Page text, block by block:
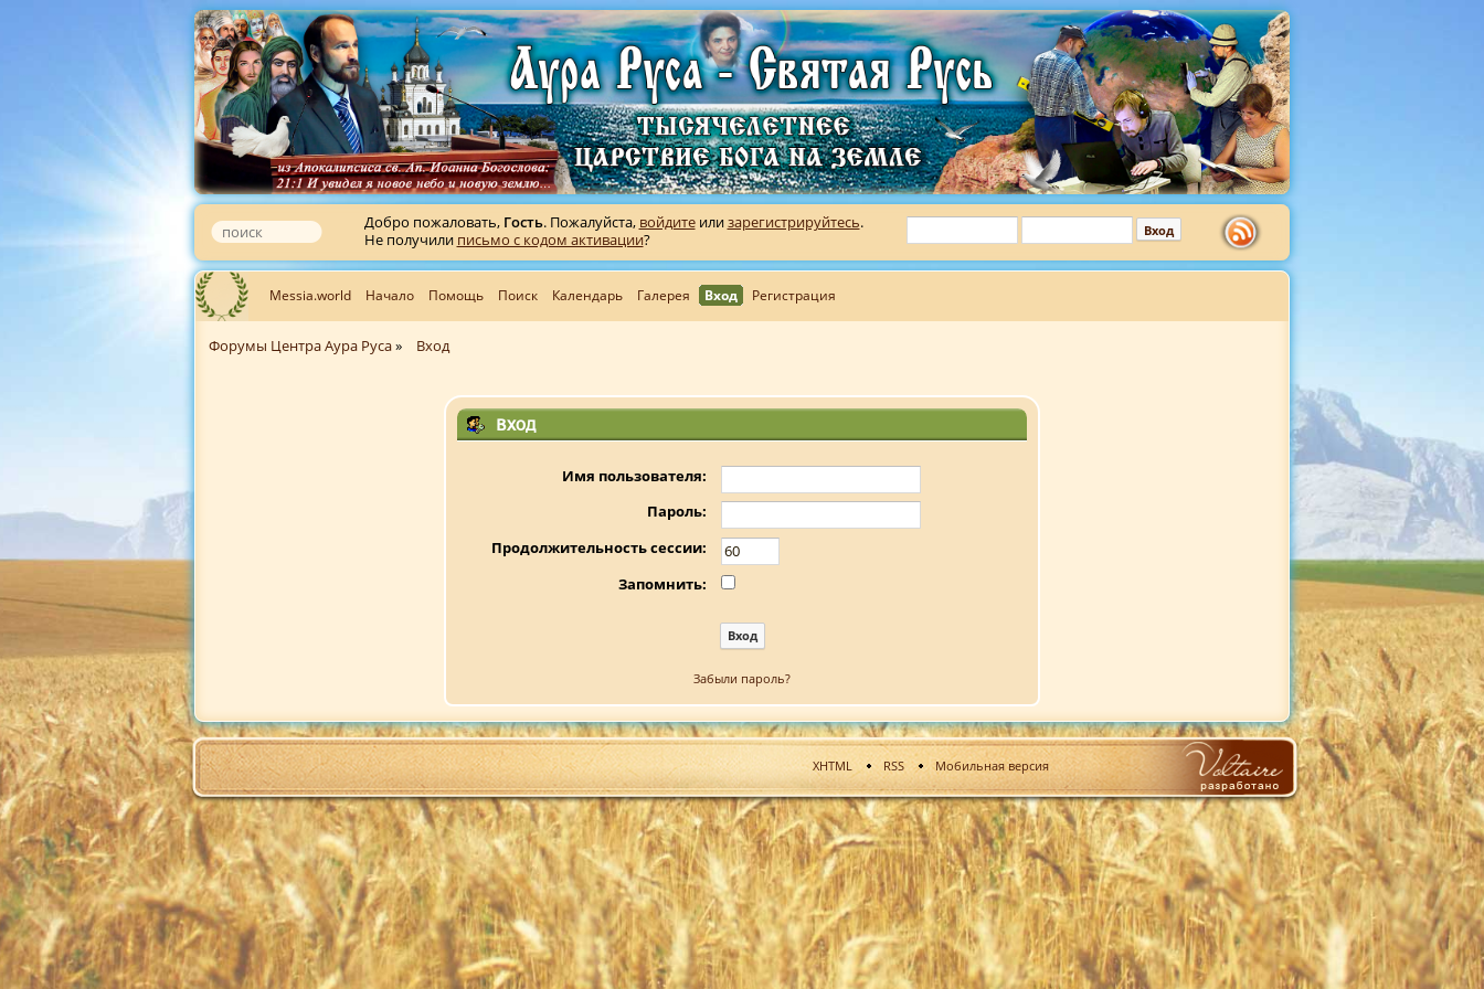
Добро пожаловать, Гость. Пожалуйста, войдитеилизарегистрируйтесь.
Не получили письмо с кодом активации?
Messia.world Начало Помощь Поиск Календарь Галерея Вход Регистрация
Форумы Центра Аура Руса» Вход
Вход
Имя пользователя:
Пароль:
Продолжительность сессии:
Запомнить:
Забыли пароль?
XHTML RSS Мобильная версия